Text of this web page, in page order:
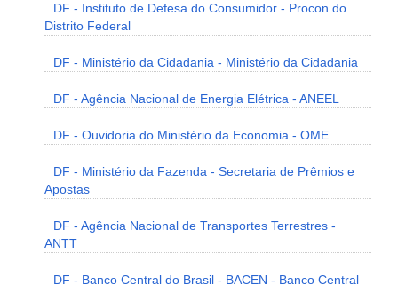
DF - Instituto de Defesa do Consumidor - Procon do
Distrito Federal
DF - Ministério da Cidadania - Ministério da Cidadania
DF - Agência Nacional de Energia Elétrica - ANEEL
DF - Ouvidoria do Ministério da Economia - OME
DF - Ministério da Fazenda - Secretaria de Prêmios e
Apostas
DF - Agência Nacional de Transportes Terrestres -
ANTT
DF - Banco Central do Brasil - BACEN - Banco Central